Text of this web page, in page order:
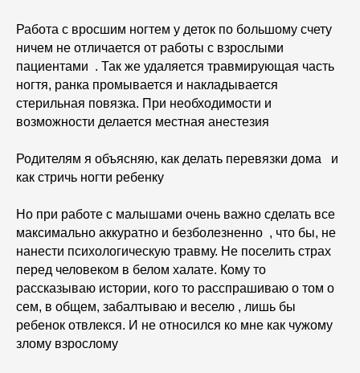
Работа с вросшим ногтем у деток по большому счету
ничем не отличается от работы с взрослыми
пациентами . Так же удаляется травмирующая часть
ногтя, ранка промывается и накладывается
стерильная повязка. При необходимости и
возможности делается местная анестезия
Родителям я объясняю, как делать перевязки дома и
как стричь ногти ребенку
Но при работе с малышами очень важно сделать все
максимально аккуратно и безболезненно , что бы, не
нанести психологическую травму. Не поселить страх
перед человеком в белом халате. Кому то
рассказываю истории, кого то расспрашиваю о том о
сем, в общем, забалтываю и веселю , лишь бы
ребенок отвлекся. И не относился ко мне как чужому
злому взрослому